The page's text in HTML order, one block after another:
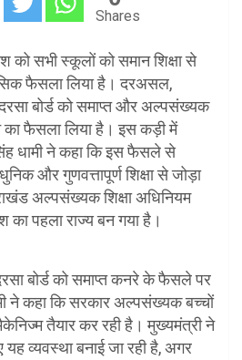
Shares
को सभी स्कूलों को समान शिक्षा से
फैसला लिया है। दरअसल,
बोर्ड को समाप्त और अल्पसंख्यक
का फैसला लिया है। इस कड़ी में
धामी ने कहा कि इस फैसले से
और गुणवत्तापूर्ण शिक्षा से जोड़ा
अल्पसंख्यक शिक्षा अधिनियम
का पहला राज्य बन गया है।
बोर्ड को समाप्त कनरे के फैसले पर
ने कहा कि सरकार अल्पसंख्यक बच्चों
तैयार कर रही है। मुख्यमंत्री ने
व्यवस्था बनाई जा रही है, अगर